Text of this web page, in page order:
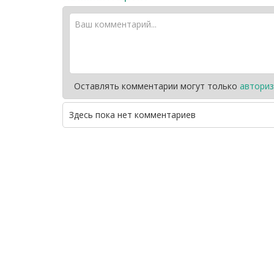
Оставлять комментарии могут только
Здесь пока нет комментариев